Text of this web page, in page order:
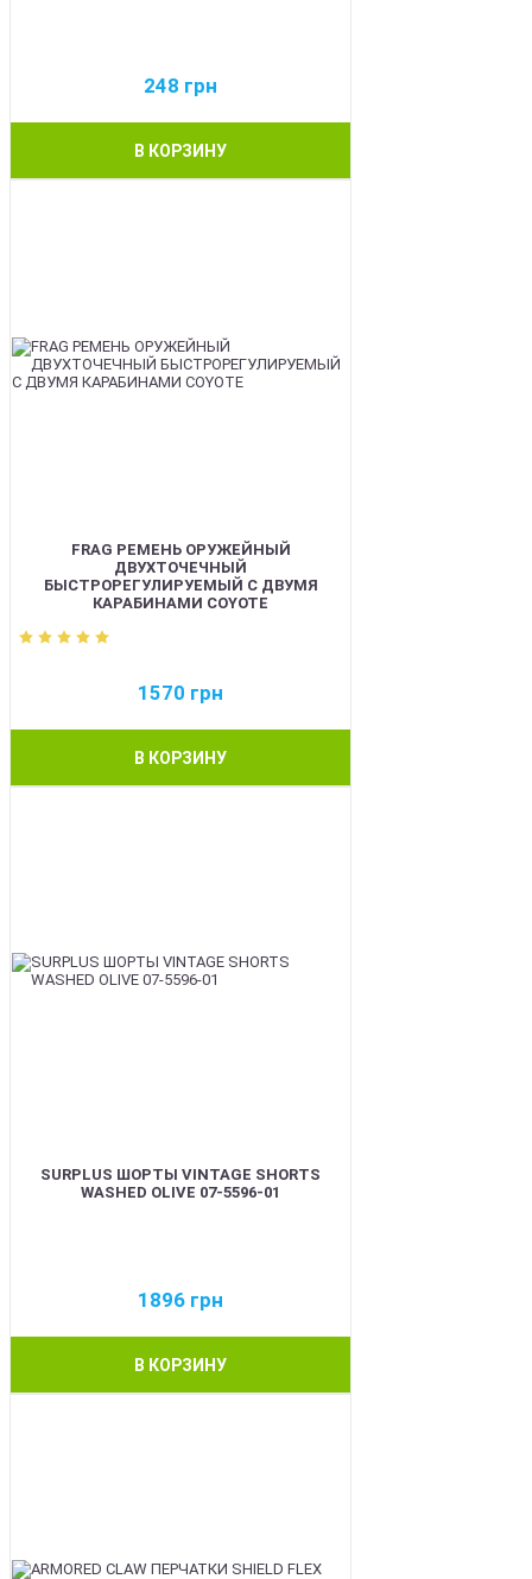
248 грн
В КОРЗИНУ
FRAG РЕМЕНЬ ОРУЖЕЙНЫЙ
ДВУХТОЧЕЧНЫЙ
БЫСТРОРЕГУЛИРУЕМЫЙ С ДВУМЯ
КАРАБИНАМИ COYOTE
1570 грн
В КОРЗИНУ
SURPLUS ШОРТЫ VINTAGE SHORTS
WASHED OLIVE 07-5596-01
1896 грн
В КОРЗИНУ